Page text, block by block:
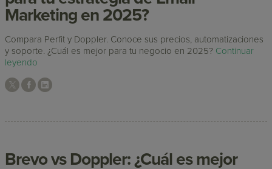
Marketing en 2025?
Compara Perfit y Doppler. Conoce sus precios, automatizaciones
y soporte. ¿Cuál es mejor para tu negocio en 2025? Continuar
leyendo
Brevo vs Doppler: ¿Cuál es mejor